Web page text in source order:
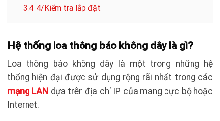
3.4 4/Kiểm tra lắp đặt
Hệ thống loa thông báo không dây là gì?
Loa thông báo không dây là một trong những hệ
thống hiện đại được sử dụng rộng rãi nhất trong các
mạng LAN dựa trên địa chỉ IP của mang cực bộ hoặc
Internet.